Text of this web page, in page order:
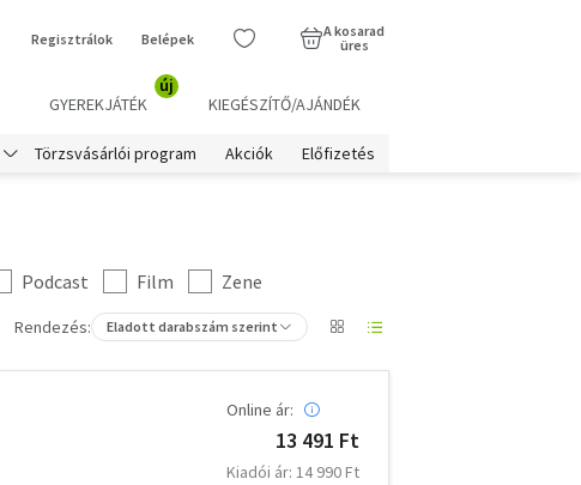
Regisztrálok Belépek
A kosarad
üres
GYEREKJÁTÉK
új
KIEGÉSZÍTŐ/AJÁNDÉK
Törzsvásárlói program Akciók Előfizetés
Podcast Film
Zene
Rendezés: Eladott darabszám szerint
Online ár:
13 491 Ft
Kiadói ár: 14 990 Ft